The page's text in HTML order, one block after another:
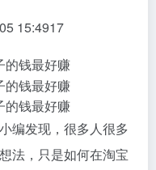
15:4917
发现，很多人很多
法，只是如何在淘宝